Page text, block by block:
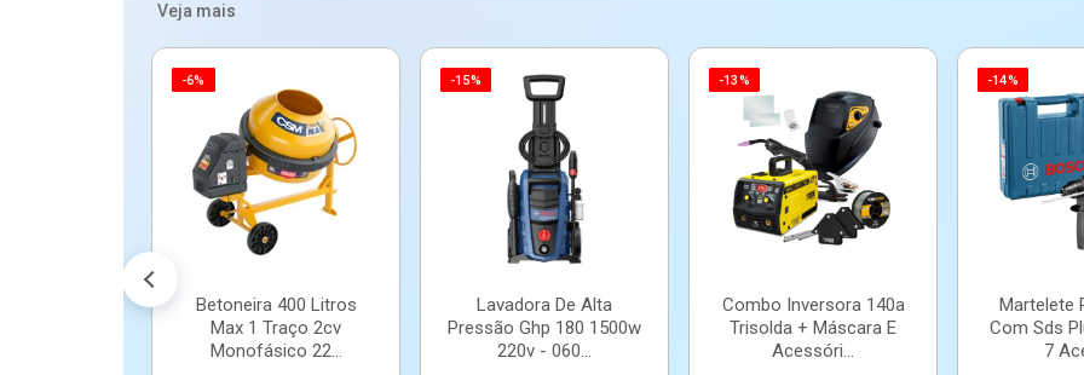
Veja mais
-6%
Betoneira 400 Litros
Max 1 Traço 2cv
Monofásico 22...
-15%
Lavadora De Alta
Pressão Ghp 180 1500w
220v - 060...
-13%
Combo Inversora 140a
Trisolda + Máscara E
Acessóri...
-14%
Martelete
Com Sds
7